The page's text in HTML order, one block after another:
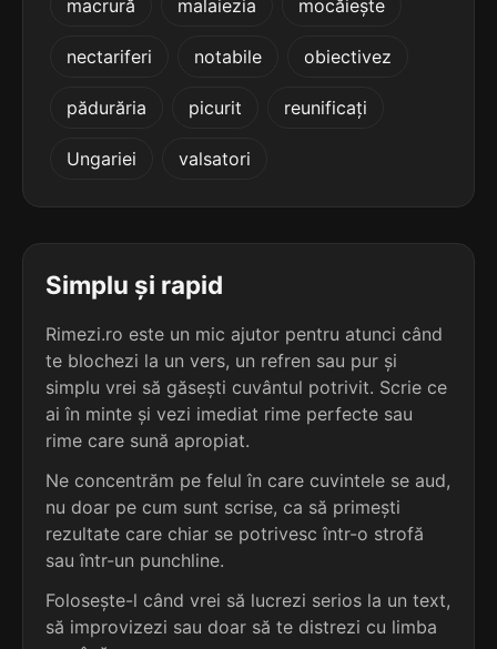
împodobite
terminație: bite
prezbite
4
zdrobite
4
3 sil.
terminație: bite
terminație: bite
despăgubite
4
terminație: bite
macrură malaiezia mocăiește
nectariferi notabile obiectivez
pădurăria picurit reunificați
Ungariei valsatori
Simplu și rapid
Rimezi.ro este un mic ajutor pentru atunci când
te blochezi la un vers, un refren sau pur și
simplu vrei să găsești cuvântul potrivit. Scrie ce
ai în minte și vezi imediat rime perfecte sau
rime care sună apropiat.
Ne concentrăm pe felul în care cuvintele se aud,
nu doar pe cum sunt scrise, ca să primești
rezultate care chiar se potrivesc într-o strofă
sau într-un punchline.
Folosește-l când vrei să lucrezi serios la un text,
să improvizezi sau doar să te distrezi cu limba